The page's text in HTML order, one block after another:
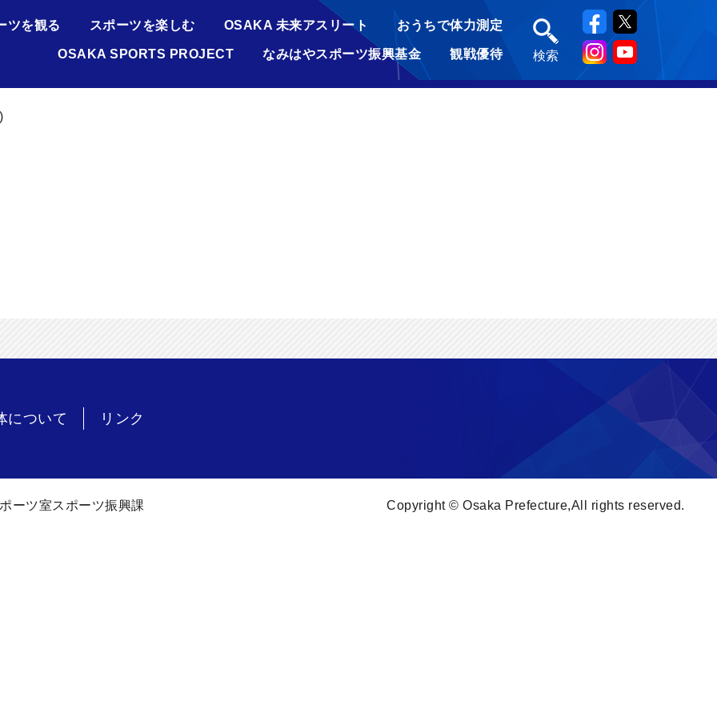
ツを観る スポーツを楽しむ OSAKA 未来アスリート おうちで体力測定
OSAKA SPORTS PROJECT なみはやスポーツ振興基金 観戦優待 検索
について リンク
ーツ室スポーツ振興課 Copyright © Osaka Prefecture,All rights reserved.